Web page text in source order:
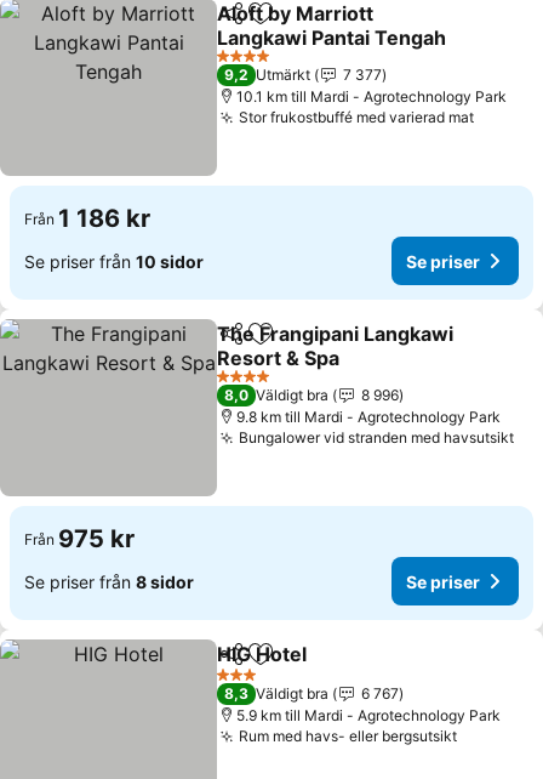
Dela Lägg till i Mina Favoriter
Aloft by Marriott
Langkawi Pantai Tengah
Se priser
4 Stjärnor
9,2 Utmärkt
7 377
10.1 km till Mardi - Agrotechnology Park
Stor frukostbuffé med varierad matSe
Från 1 186 kr
Se priser från 10 sidor Se priser
Dela Lägg till i Mina Favoriter
The Frangipani Langkawi
Resort & Spa
Se priser
4 Stjärnor
8,0 Väldigt bra
8 996
9.8 km till Mardi - Agrotechnology Park
Bungalower vid stranden med havsutsiktSe
Från 975 kr
Se priser från 8 sidor Se priser
Dela Lägg till i Mina Favoriter
HIG Hotel
3 Stjärnor
8,3 Väldigt bra
6 767
5.9 km till Mardi - Agrotechnology Park
Rum med havs- eller bergsutsiktSe priser